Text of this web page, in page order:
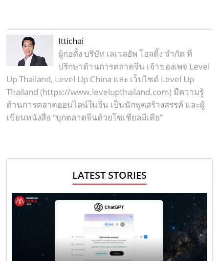
Ittichai
ผู้ก่อตั้ง บริษัท เลเวลอัพ โฮลดิ้ง จำกัด ที่
ปรึกษาด้านการตลาดจีน เจ้าของเพจ Level
Up Thailand, Level Up China และ เว็บไซต์ Level Up
Thailand (https://www.levelupthailand.com) มีความรู้
ด้านการตลาดออนไลน์ในจีน เป็นนักพูดสร้างสรรค์ และผู้
เขียนหนังสือ “บุกตลาดจีนด้วยโซเชียลมีเดีย”
LATEST STORIES